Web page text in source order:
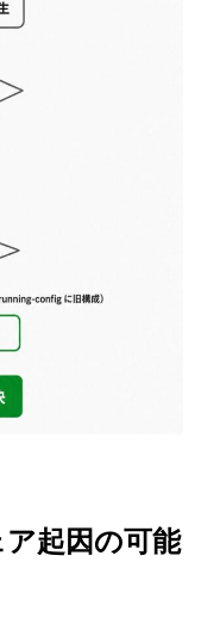
起因の可能